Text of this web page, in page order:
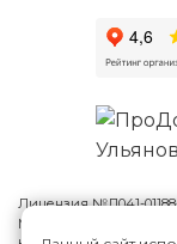
Лицензия №Л041-
Многопрофильная